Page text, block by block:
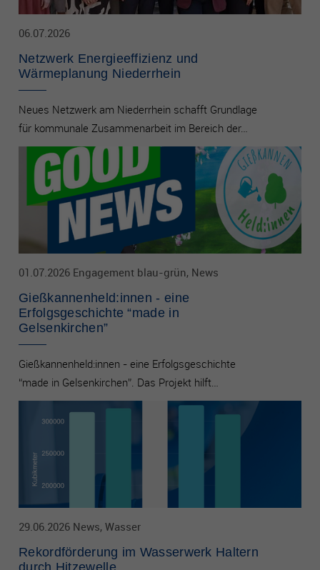
06.07.2026
Netzwerk Energieeffizienz und
Wärmeplanung Niederrhein
Neues Netzwerk am Niederrhein schafft Grundlage
für kommunale Zusammenarbeit im Bereich der…
01.07.2026 Engagement blau-grün, News
Gießkannenheld:innen - eine
Erfolgsgeschichte “made in
Gelsenkirchen”
Gießkannenheld:innen - eine Erfolgsgeschichte
“made in Gelsenkirchen”. Das Projekt hilft…
29.06.2026 News, Wasser
Rekordförderung im Wasserwerk Haltern